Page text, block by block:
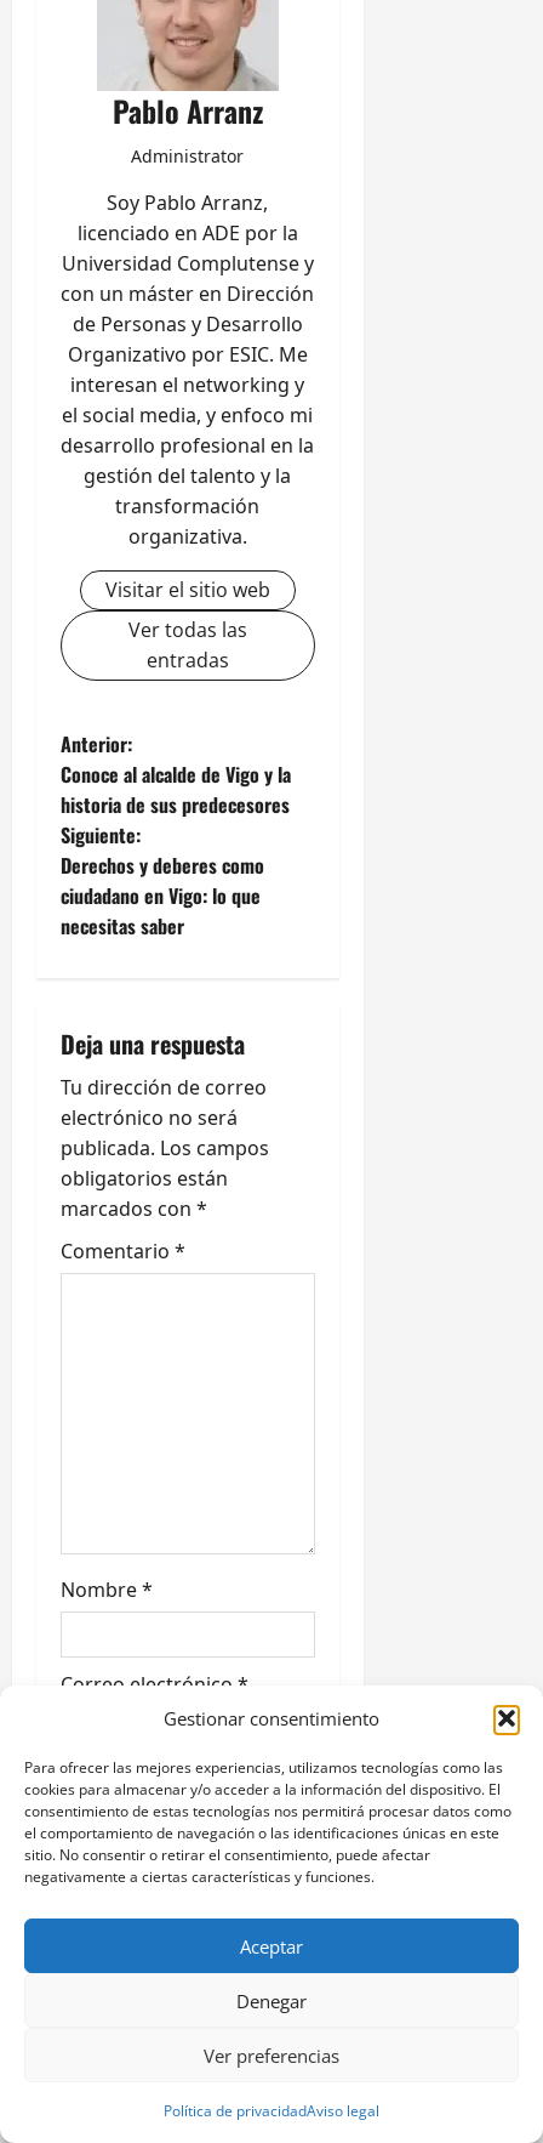
Gestionar consentimiento
Para ofrecer las mejores experiencias, utilizamos tecnologías como las
cookies para almacenar y/o acceder a la información del dispositivo. El
consentimiento de estas tecnologías nos permitirá procesar datos como
el comportamiento de navegación o las identificaciones únicas en este
sitio. No consentir o retirar el consentimiento, puede afectar
negativamente a ciertas características y funciones.
Aceptar
Denegar
Ver preferencias
Política de privacidadAviso legal
Pablo Arranz
Administrator
Soy Pablo Arranz,
licenciado en ADE por la
Universidad Complutense y
con un máster en Dirección
de Personas y Desarrollo
Organizativo por ESIC. Me
interesan el networking y
el social media, y enfoco mi
desarrollo profesional en la
gestión del talento y la
transformación
organizativa.
Visitar el sitio web
Ver todas las
entradas
N
a
v
e
c
i
ó
n
d
a
d
a
Anterior:
Conoce al alcalde de Vigo y la
historia de sus predecesores
Siguiente:
Derechos y deberes como
ciudadano en Vigo: lo que
necesitas saber
Deja una respuesta
Tu dirección de correo
electrónico no será
publicada. Los campos
obligatorios están
marcados con *
Comentario *
Nombre*
Correo electrónico *
Web
correo electrónico y web
en este navegador para